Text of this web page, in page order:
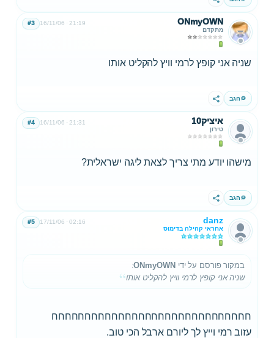
שתף
ONmyOWN
מתקדם
16/11/06 21:19
#3
שניה אני קופץ לרמי וויץ להקליט אותו
הגב שתף
איציק10
טירון
16/11/06 21:31
#4
מישהו יודע מתי צריך לצאת ליגה ישראלית?
הגב שתף
danz
אחראי קהילה בדימוס
17/11/06 02:16
#5
במקור פורסם על ידי ONmyOWN
:
שניה אני קופץ לרמי וויץ להקליט אותו
חחחחחחחחחחחחחחחחחחחחחחחחחחחחחח
עזוב רמי וייץ לך ליורם ארבל הכי טוב.